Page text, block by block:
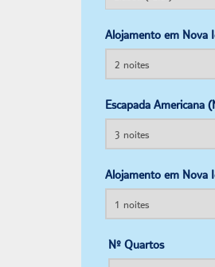
Alojamento em Nova
Escapada Americana
Alojamento em Nova
Nº Quartos